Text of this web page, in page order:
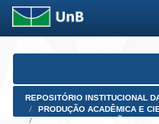
Skip
REPOSITÓRIO INSTITUCIONAL
PRODUÇÃO ACADÊMICA E